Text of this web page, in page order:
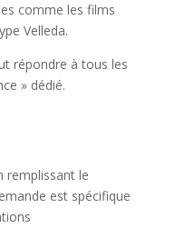
comme les films
Velleda.
répondre à tous les
» dédié.
remplissant le
est spécifique